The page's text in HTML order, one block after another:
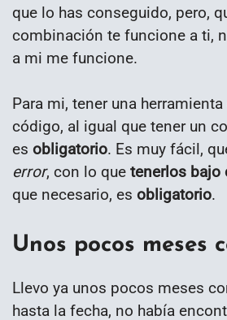
que lo has conseguido, pero,
combinación te funcione a ti,
a mi me funcione.
Para mi, tener una
código, al igual que tener un
es obligatorio. Es muy fácil,
error, con lo que tenerlos bajo
que necesario, es obligatorio.
Unos pocos meses
Llevo ya unos pocos meses
hasta la fecha, no había